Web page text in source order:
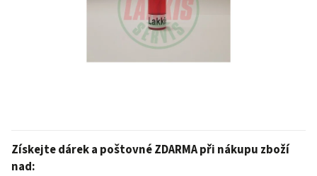
Získejte dárek a poštovné ZDARMA při nákupu zboží
nad: